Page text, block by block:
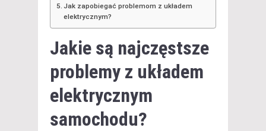
Jak zapobiegać problemom z układem
elektrycznym?
Jakie są najczęstsze
problemy z układem
elektrycznym
samochodu?